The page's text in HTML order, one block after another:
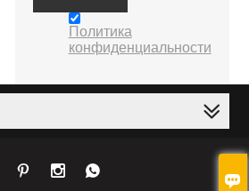

Политика
конфиденциальности
  